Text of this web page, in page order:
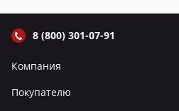
8 (800) 301-07-91
Компания
Покупателю